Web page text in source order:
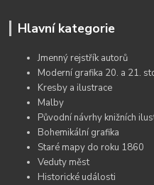
Hlavní kategorie
Jmenný rejstřík autorů
Moderní grafika 20. a 21.
Kresby a ilustrace
Malby
Původní návrhy knižních
Bohemikální grafika
Staré mapy do roku 1860
Veduty měst
Historické události